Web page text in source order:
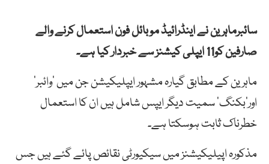
سائبرماہرین نے اینڈرائیڈ موبائل فون استعمال کرنے والے
صارفین کو11 ایپلی کیشنز سے خبردار کیا ہے۔
ماہرین کے مطابق گیارہ مشہور ایپلیکیشن جن میں ’وائبر‘
اور’بکنگ‘ سمیت دیگر ایپس شامل ہیں ان کا استعمال
خطرناک ثابت ہوسکتا ہے۔
مذکورہ اپیلیکیشنز میں سیکیورٹی نقائص پائے گئے ہیں جس